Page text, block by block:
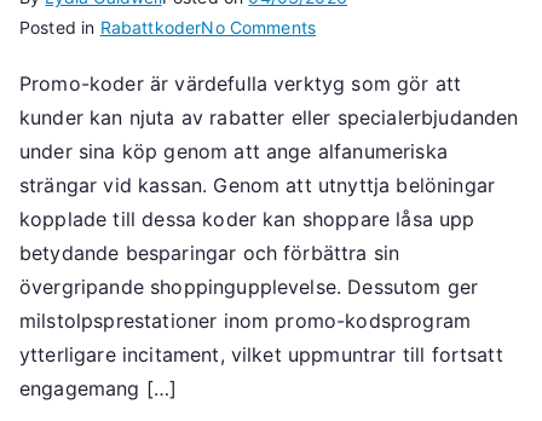
Posted in RabattkoderNo Commentson
Rabattkoder,
Inlösen
av
belöningar,
Målprestationer
Promo-koder är värdefulla verktyg som gör att
kunder kan njuta av rabatter eller specialerbjudanden
under sina köp genom att ange alfanumeriska
strängar vid kassan. Genom att utnyttja belöningar
kopplade till dessa koder kan shoppare låsa upp
betydande besparingar och förbättra sin
övergripande shoppingupplevelse. Dessutom ger
milstolpsprestationer inom promo-kodsprogram
ytterligare incitament, vilket uppmuntrar till fortsatt
engagemang […]